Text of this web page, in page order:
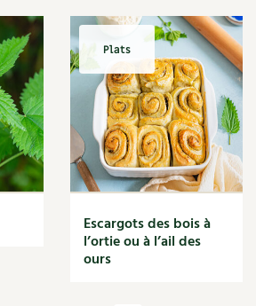
Plats
Escargots des bois à
l’ortie ou à l’ail des
ours